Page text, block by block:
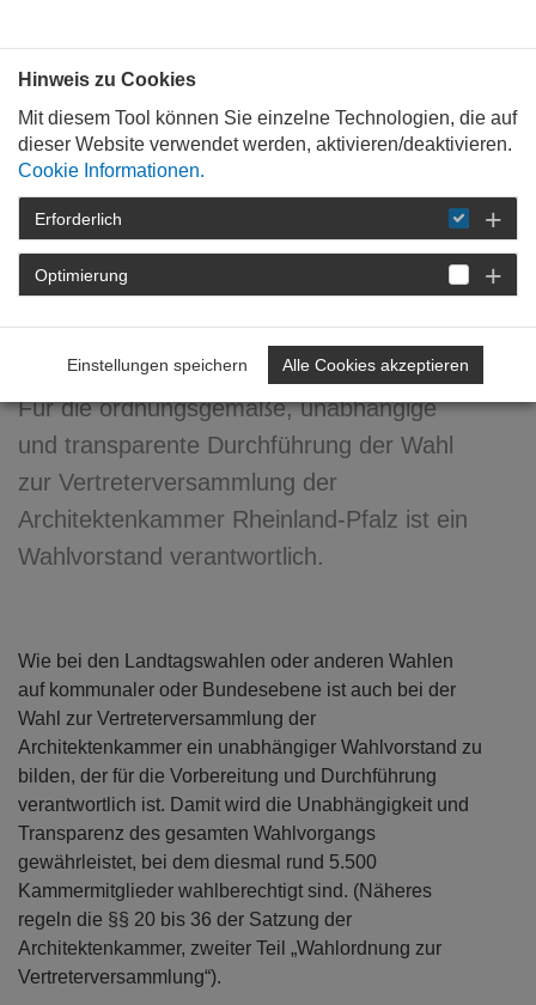
STARTSEITE DETAIL
Der Wahlvorstand
Für die ordnungsgemäße, unabhängige
und transparente Durchführung der Wahl
zur Vertreterversammlung der
Architektenkammer Rheinland-Pfalz ist ein
Wahlvorstand verantwortlich.
Wie bei den Landtagswahlen oder anderen Wahlen
auf kommunaler oder Bundesebene ist auch bei der
Wahl zur Vertreterversammlung der
Architektenkammer ein unabhängiger Wahlvorstand zu
bilden, der für die Vorbereitung und Durchführung
verantwortlich ist. Damit wird die Unabhängigkeit und
Transparenz des gesamten Wahlvorgangs
gewährleistet, bei dem diesmal rund 5.500
Kammermitglieder wahlberechtigt sind. (Näheres
regeln die §§ 20 bis 36 der Satzung der
Architektenkammer, zweiter Teil „Wahlordnung zur
Vertreterversammlung“).
Hinweis zu Cookies
Mit diesem Tool können Sie einzelne Technologien, die auf
dieser Website verwendet werden, aktivieren/deaktivieren.
Cookie Informationen.
Erforderlich
Optimierung
Einstellungen speichern Alle Cookies akzeptieren